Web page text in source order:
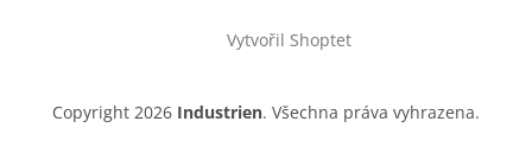
Vytvořil Shoptet
Copyright 2026 Industrien. Všechna práva vyhrazena.